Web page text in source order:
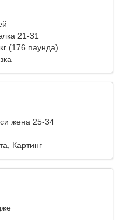
21-31
(176 паунда)
жена 25-34
Картинг